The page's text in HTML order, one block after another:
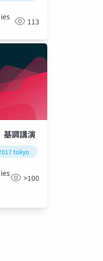
113
基調講演
tokyo
>100